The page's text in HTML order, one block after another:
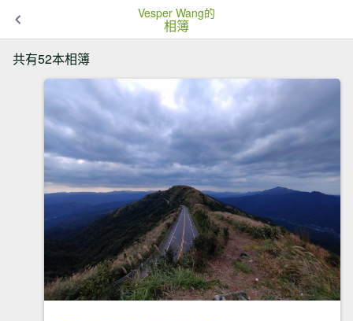
Vesper Wang的
相簿
共有52本相簿